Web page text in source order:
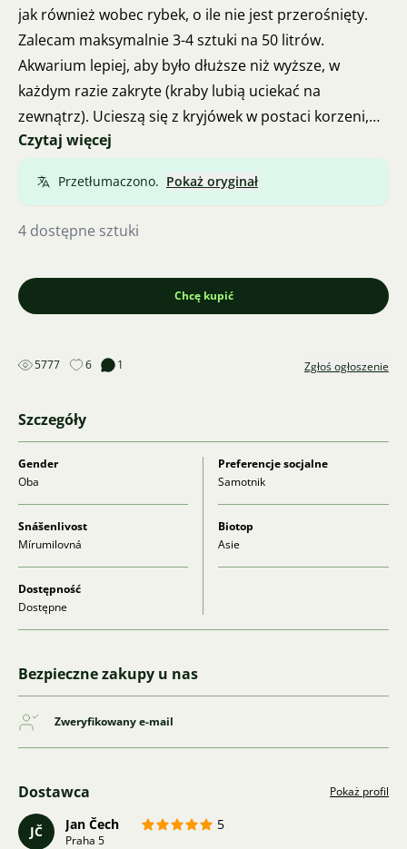
jak również wobec rybek, o ile nie jest przerośnięty.
Zalecam maksymalnie 3-4 sztuki na 50 litrów.
Akwarium lepiej, aby było dłuższe niż wyższe, w
każdym razie zakryte (kraby lubią uciekać na
zewnątrz). Ucieszą się z kryjówek w postaci korzeni,
kamieni czy liści. Żerują na zwykłym pokarmie dla
organizmach, małych ślimakach, ale także na liściach
na kawałkach surowego filetu. Dla rybek i roślin mogą
wiele.
Czytaj więcej
Przetłumaczono. Pokaż oryginał
4 dostępne sztuki
Chcę kupić
5777 6 1 Zgłoś ogłoszenie
Szczegóły
Gender
Oba
Preferencje socjalne
Samotnik
Snášenlivost
Mírumilovná
Biotop
Asie
Dostępność
Dostępne
Bezpieczne zakupy u nas
Zweryfikowany e-mail
Dostawca Pokaż profil
JČ Jan Čech 5
Praha 5